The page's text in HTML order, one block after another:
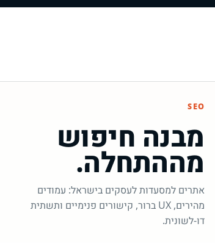
SEO
מבנה חיפוש
מההתחלה.
אתרים למסעדות לעסקים בישראל: עמודים
מהירים, UX ברור, קישורים פנימיים ותשתית
דו-לשונית.